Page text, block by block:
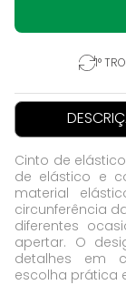
1°
Cinto de
de elástico e
material
circunferência
diferentes
apertar. O
detalhes em
escolha prática